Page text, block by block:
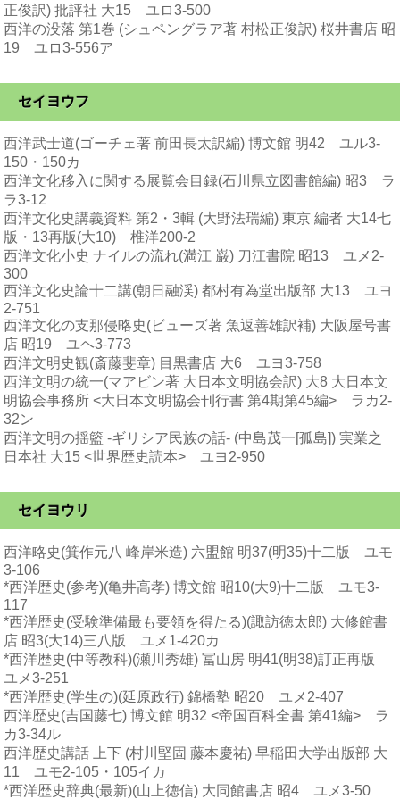
正俊訳) 批評社 大15 ユロ3-500
西洋の没落 第1巻 (シュペングラア著 村松正俊訳) 桜井書店 昭
19 ユロ3-556ア
セイヨウフ
西洋武士道(ゴーチェ著 前田長太訳編) 博文館 明42 ユル3-
150・150カ
西洋文化移入に関する展覧会目録(石川県立図書館編) 昭3 ラ
ラ3-12
西洋文化史講義資料 第2・3輯 (大野法瑞編) 東京 編者 大14七
版・13再版(大10) 椎洋200-2
西洋文化小史 ナイルの流れ(満江 巌) 刀江書院 昭13 ユメ2-
300
西洋文化史論十二講(朝日融渓) 都村有為堂出版部 大13 ユヨ
2-751
西洋文化の支那侵略史(ビューズ著 魚返善雄訳補) 大阪屋号書
店 昭19 ユヘ3-773
西洋文明史観(斎藤斐章) 目黒書店 大6 ユヨ3-758
西洋文明の統一(マアビン著 大日本文明協会訳) 大8 大日本文
明協会事務所 <大日本文明協会刊行書 第4期第45編> ラカ2-
32ン
西洋文明の揺籃 -ギリシア民族の話- (中島茂一[孤島]) 実業之
日本社 大15 <世界歴史読本> ユヨ2-950
セイヨウリ
西洋略史(箕作元八 峰岸米造) 六盟館 明37(明35)十二版 ユモ
3-106
*西洋歴史(参考)(亀井高孝) 博文館 昭10(大9)十二版 ユモ3-
117
*西洋歴史(受験準備最も要領を得たる)(諏訪徳太郎) 大修館書
店 昭3(大14)三八版 ユメ1-420カ
*西洋歴史(中等教科)(瀬川秀雄) 冨山房 明41(明38)訂正再版
ユメ3-251
*西洋歴史(学生の)(延原政行) 錦橋塾 昭20 ユメ2-407
西洋歴史(吉国藤七) 博文館 明32 <帝国百科全書 第41編> ラ
カ3-34ル
西洋歴史講話 上下 (村川堅固 藤本慶祐) 早稲田大学出版部 大
11 ユモ2-105・105イカ
*西洋歴史辞典(最新)(山上徳信) 大同館書店 昭4 ユメ3-50